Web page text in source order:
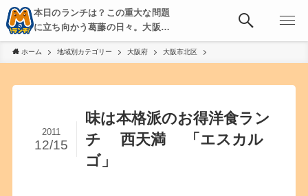
本日のランチは？この重大な問題
に立ち向かう葛藤の日々。大阪・
京都・神戸を中心とした食べ歩
き、飲み歩きを綴る。
ホーム 地域別カテゴリー 大阪府 大阪市北区
味は本格派のお得洋食ラン
チ 西天満 「エスカル
ゴ」
2011
12/15